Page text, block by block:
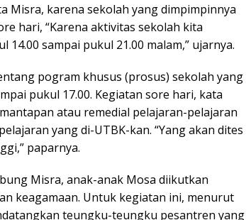
Misra, karena sekolah yang dimpimpinnya
hari, “Karena aktivitas sekolah kita
14.00 sampai pukul 21.00 malam,” ujarnya.
pogram khusus (prosus) sekolah yang
pukul 17.00. Kegiatan sore hari, kata
atau remedial pelajaran-pelajaran
yang di-UTBK-kan. “Yang akan dites
paparnya.
Misra, anak-anak Mosa diikutkan
keagamaan. Untuk kegiatan ini, menurut
teungku-teungku pesantren yang